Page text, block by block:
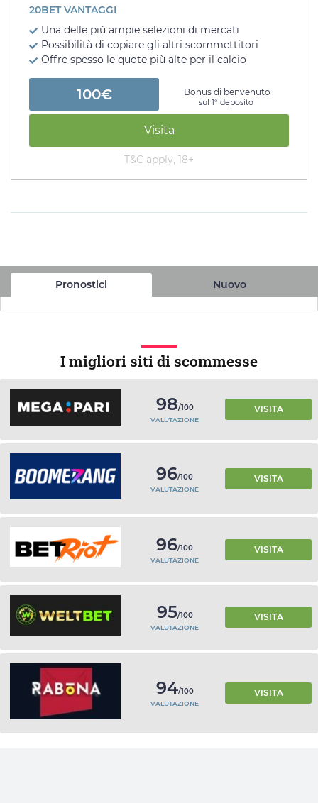
20BET VANTAGGI
Una delle più ampie selezioni di mercati
Possibilità di copiare gli altri scommettitori
Offre spesso le quote più alte per il calcio
100€ Bonus di benvenuto
sul 1° deposito
Visita
T&C apply, 18+
Pronostici Nuovo
I migliori siti di scommesse
98/100
VALUTAZIONE
VISITA
96/100
VALUTAZIONE
VISITA
96/100
VALUTAZIONE
VISITA
95/100
VALUTAZIONE
VISITA
94/100
VALUTAZIONE
VISITA